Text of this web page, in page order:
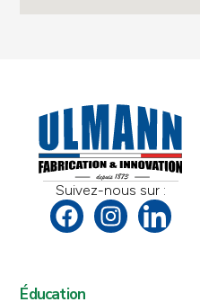
Suivez-nous sur :
Éducation